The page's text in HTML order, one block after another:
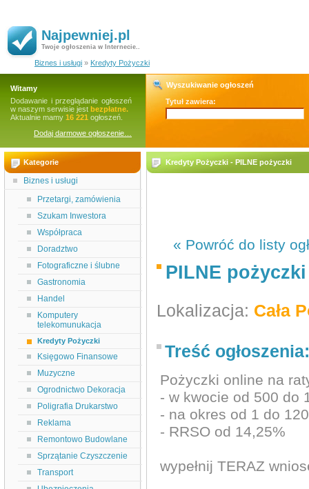
Najpewniej.pl
Twoje ogłoszenia w Internecie..
Biznes i usługi » Kredyty Pożyczki
Witamy
Dodawanie i przeglądanie ogłoszeń
w naszym serwisie jest bezpłatne.
Aktualnie mamy 16 221 ogłoszeń.
Dodaj darmowe ogłoszenie…
Wyszukiwanie ogłoszeń
Tytuł zawiera:
Kategorie
Biznes i usługi
Przetargi, zamówienia
Szukam Inwestora
Współpraca
Doradztwo
Fotograficzne i ślubne
Gastronomia
Handel
Komputery
telekomunukacja
Kredyty Pożyczki
Księgowo Finansowe
Muzyczne
Ogrodnictwo Dekoracja
Poligrafia Drukarstwo
Reklama
Remontowo Budowlane
Sprzątanie Czyszczenie
Transport
Kredyty Pożyczki - PILNE pożyczki
« Powróć do listy
PILNE pożyczki
Lokalizacja: Cała
Treść ogłoszenia:
Pożyczki online na
- w kwocie od 500 do
- na okres od 1 do
- RRSO od 14,25%
wypełnij TERAZ